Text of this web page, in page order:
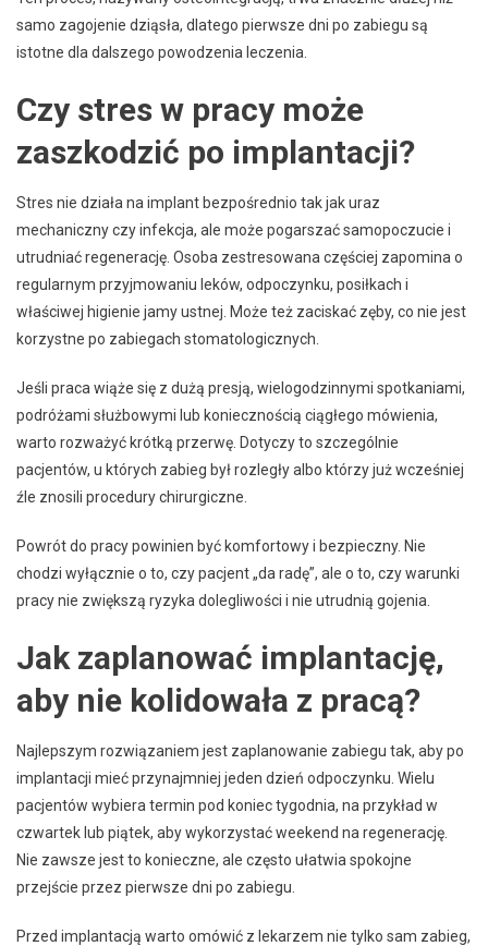
samo zagojenie dziąsła, dlatego pierwsze dni po zabiegu są
istotne dla dalszego powodzenia leczenia.
Czy stres w pracy może
zaszkodzić po implantacji?
Stres nie działa na implant bezpośrednio tak jak uraz
mechaniczny czy infekcja, ale może pogarszać samopoczucie i
utrudniać regenerację. Osoba zestresowana częściej zapomina o
regularnym przyjmowaniu leków, odpoczynku, posiłkach i
właściwej higienie jamy ustnej. Może też zaciskać zęby, co nie jest
korzystne po zabiegach stomatologicznych.
Jeśli praca wiąże się z dużą presją, wielogodzinnymi spotkaniami,
podróżami służbowymi lub koniecznością ciągłego mówienia,
warto rozważyć krótką przerwę. Dotyczy to szczególnie
pacjentów, u których zabieg był rozległy albo którzy już wcześniej
źle znosili procedury chirurgiczne.
Powrót do pracy powinien być komfortowy i bezpieczny. Nie
chodzi wyłącznie o to, czy pacjent „da radę”, ale o to, czy warunki
pracy nie zwiększą ryzyka dolegliwości i nie utrudnią gojenia.
Jak zaplanować implantację,
aby nie kolidowała z pracą?
Najlepszym rozwiązaniem jest zaplanowanie zabiegu tak, aby po
implantacji mieć przynajmniej jeden dzień odpoczynku. Wielu
pacjentów wybiera termin pod koniec tygodnia, na przykład w
czwartek lub piątek, aby wykorzystać weekend na regenerację.
Nie zawsze jest to konieczne, ale często ułatwia spokojne
przejście przez pierwsze dni po zabiegu.
Przed implantacją warto omówić z lekarzem nie tylko sam zabieg,